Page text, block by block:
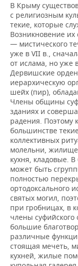
В Крыму
с религиозным
текие, которые
Возникновение их
— мистического
уже в VII в.,
от ислама, но уже
Дервишские
иерархическую
шейх (пир),
Члены общины
зданиях и
радения. Поэтому
большинстве
коллективных
молельни,
кухня, кладовые.
может быть
полностью
ортодоксального
святых могил,
при гробницах, в
члены суфийского
большие
различные
стоящая мечеть,
кухней, жилые